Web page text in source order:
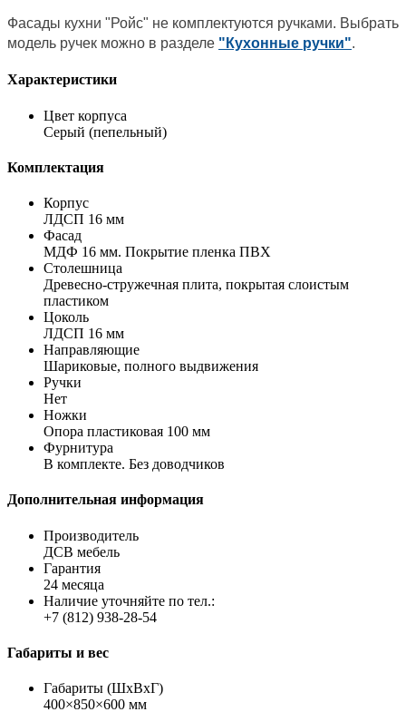
Фасады кухни "Ройс" не комплектуются ручками. Выбрать
модель ручек можно в разделе "Кухонные ручки".
Характеристики
Цвет корпуса
Серый (пепельный)
Комплектация
Корпус
ЛДСП 16 мм
Фасад
МДФ 16 мм. Покрытие пленка ПВХ
Столешница
Древесно-стружечная плита, покрытая слоистым
пластиком
Цоколь
ЛДСП 16 мм
Направляющие
Шариковые, полного выдвижения
Ручки
Нет
Ножки
Опора пластиковая 100 мм
Фурнитура
В комплекте. Без доводчиков
Дополнительная информация
Производитель
ДСВ мебель
Гарантия
24 месяца
Наличие уточняйте по тел.:
+7 (812) 938-28-54
Габариты и вес
Габариты (ШхВхГ)
400×850×600 мм